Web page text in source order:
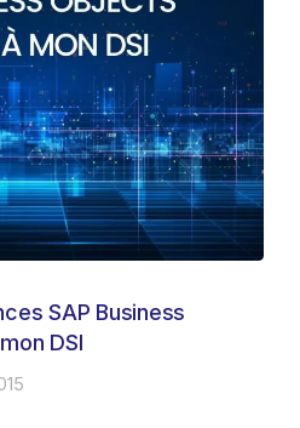
SAP Business
DSI